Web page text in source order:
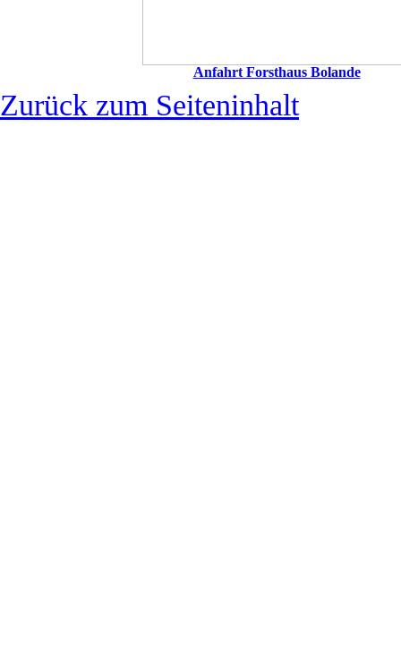
Anfahrt Forsthaus Bolande
Zurück zum Seiteninhalt